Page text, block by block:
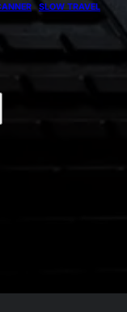
SLOW TRAVEL